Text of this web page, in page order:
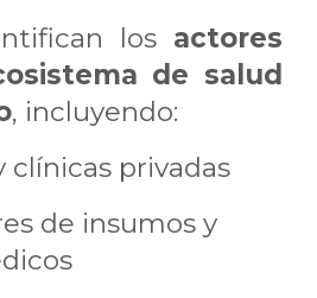
los actores
de salud
, incluyendo:
clínicas privadas
de insumos y